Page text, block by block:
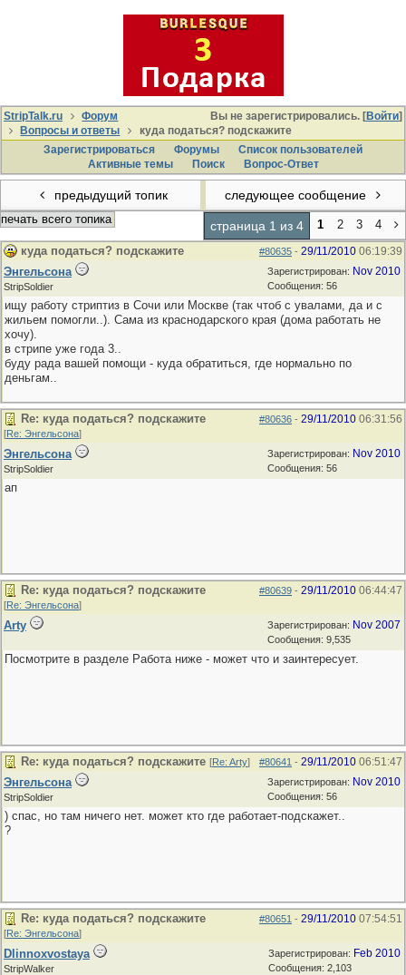
Вы не зарегистрировались. [Войти]
StripTalk.ru
Форум
Вопросы и ответы
куда податься? подскажите
Зарегистрироваться
Форумы
Список пользователей
Активные темы
Поиcк Вопрос-Ответ
предыдущий топик следующее сообщение
печать всего топика страница 1 из 4 1 2 3 4
#80635 - 29/11/2010 06:19:39
куда податься? подскажите
Зарегистрирован: Nov 2010
Сообщения: 56
Энгельсона
StripSoldier
ищу работу стриптиз в Сочи или Москве (так чтоб с увалами, да и с
жильем помогли..). Сама из краснодарского края (дома работать не
хочу).
в стрипе уже года 3..
буду рада вашей помощи - куда обратиться, где нормально по
деньгам..
#80636 - 29/11/2010 06:31:56
Re: куда податься? подскажите
[Re: Энгельсона]
Зарегистрирован: Nov 2010
Сообщения: 56
Энгельсона
StripSoldier
ап
#80639 - 29/11/2010 06:44:47
Re: куда податься? подскажите
[Re: Энгельсона]
Зарегистрирован: Nov 2007
Сообщения: 9,535
Arty
Посмотрите в разделе Работа ниже - может что и заинтересует.
#80641 - 29/11/2010 06:51:47
Re: куда податься? подскажите [Re: Arty]
Зарегистрирован: Nov 2010
Сообщения: 56
Энгельсона
StripSoldier
) спас, но там ничего нет. может кто где работает-подскажет..
?
#80651 - 29/11/2010 07:54:51
Re: куда податься? подскажите
[Re: Энгельсона]
Зарегистрирован: Feb 2010
Сообщения: 2,103
Dlinnoxvostaya
StripWalker